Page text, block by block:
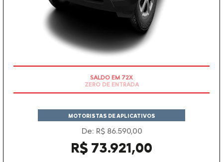
MOTORISTAS DE APLICATIVOS
De: R$ 86.590,00
R$ 73.921,00